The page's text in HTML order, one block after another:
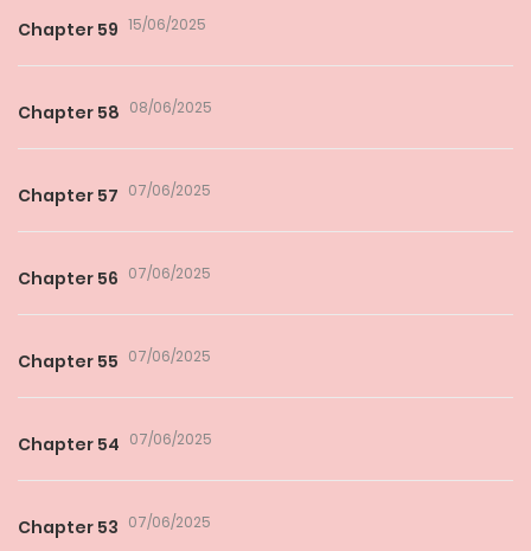
Chapter 59 15/06/2025
Chapter 58 08/06/2025
Chapter 57 07/06/2025
Chapter 56 07/06/2025
Chapter 55 07/06/2025
Chapter 54 07/06/2025
Chapter 53 07/06/2025